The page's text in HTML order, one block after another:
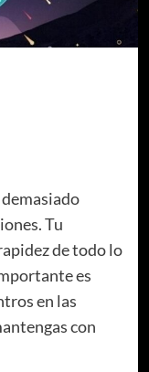
Tu
de todo lo
es
en las
con